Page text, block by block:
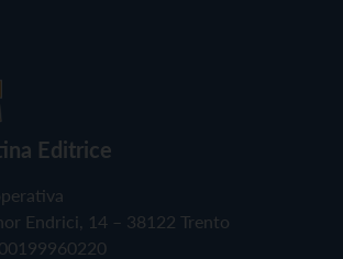
Editrice
Endrici, 14 – 38122 Trento
00199960220